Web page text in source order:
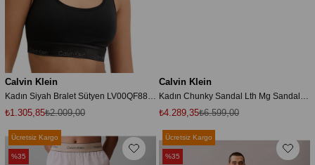
Calvin Klein
Kadın Siyah Bralet Sütyen LV00QF8869
₺1.305,85₺2.009,00
Calvin Klein
Kadın Chunky Sandal Lth Mg Sandalet HW0HW031310GJ
₺4.289,35₺6.599,00
Ücretsiz Kargo
%35
Ücretsiz Kargo
%35